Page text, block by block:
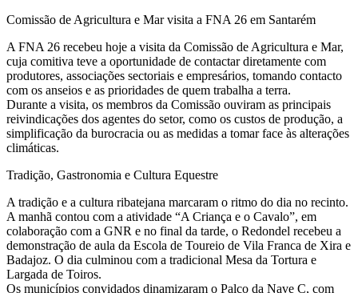
Comissão de Agricultura e Mar visita a FNA 26 em Santarém
A FNA 26 recebeu hoje a visita da Comissão de Agricultura e Mar,
cuja comitiva teve a oportunidade de contactar diretamente com
produtores, associações sectoriais e empresários, tomando contacto
com os anseios e as prioridades de quem trabalha a terra.
Durante a visita, os membros da Comissão ouviram as principais
reivindicações dos agentes do setor, como os custos de produção, a
simplificação da burocracia ou as medidas a tomar face às alterações
climáticas.
Tradição, Gastronomia e Cultura Equestre
A tradição e a cultura ribatejana marcaram o ritmo do dia no recinto.
A manhã contou com a atividade “A Criança e o Cavalo”, em
colaboração com a GNR e no final da tarde, o Redondel recebeu a
demonstração de aula da Escola de Toureio de Vila Franca de Xira e
Badajoz. O dia culminou com a tradicional Mesa da Tortura e
Largada de Toiros.
Os municípios convidados dinamizaram o Palco da Nave C, com